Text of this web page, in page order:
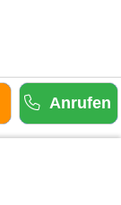
Anrufen